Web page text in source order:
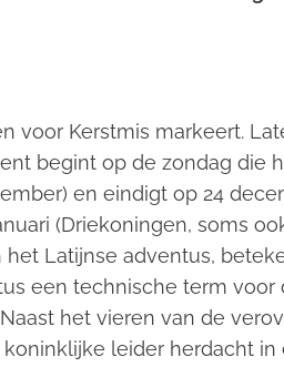
voor Kerstmis markeert.
begint op de zondag die
en eindigt op 24
(Driekoningen, soms
het Latijnse adventus,
een technische term voor
het vieren van de
leider herdacht in